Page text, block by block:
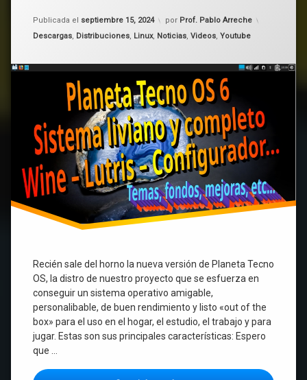
Publicada el septiembre 15, 2024
Actualizado el
por Prof. Pablo Arreche
Categorías:
Descargas Distribuciones Linux, Noticias Videos Youtube
Recién sale del horno la nueva versión de Planeta Tecno
OS, la distro de nuestro proyecto que se esfuerza en
conseguir un sistema operativo amigable,
personalibable, de buen rendimiento y listo «out of the
box» para el uso en el hogar, el estudio, el trabajo y para
jugar. Estas son sus principales características: Espero
que …
OS
versión
de
Linux
configurador
propio
y